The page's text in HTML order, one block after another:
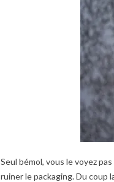
Seul bémol, vous le voyez
ruiner le packaging. Du coup